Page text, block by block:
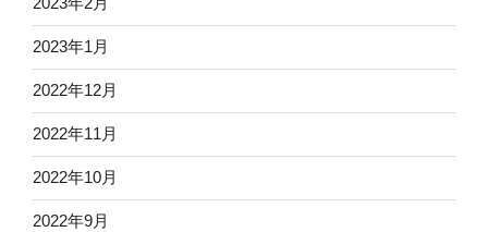
2023年1月
2022年12月
2022年11月
2022年10月
2022年9月